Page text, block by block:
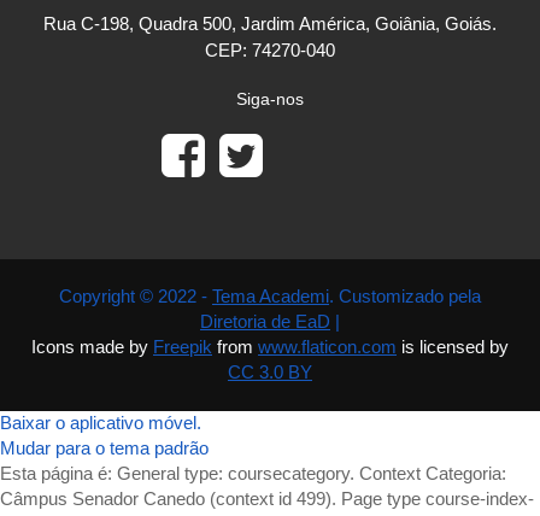
Rua C-198, Quadra 500, Jardim América, Goiânia, Goiás.
CEP: 74270-040
Siga-nos
Copyright © 2022 - Tema Academi. Customizado pela
Diretoria de EaD
Icons made by Freepik from www.flaticon.com is licensed by
CC 3.0 BY
Baixar o aplicativo móvel.
Mudar para o tema padrão
Esta página é: General type: coursecategory. Context Categoria:
Câmpus Senador Canedo (context id 499). Page type course-index-